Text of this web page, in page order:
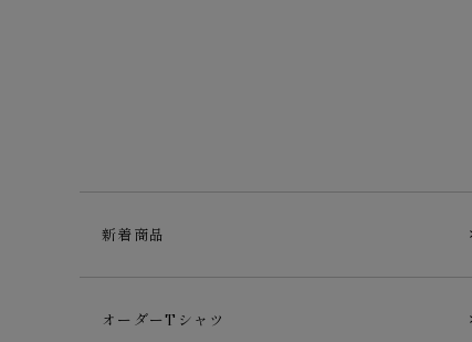
新着商品
オーダーTシャツ